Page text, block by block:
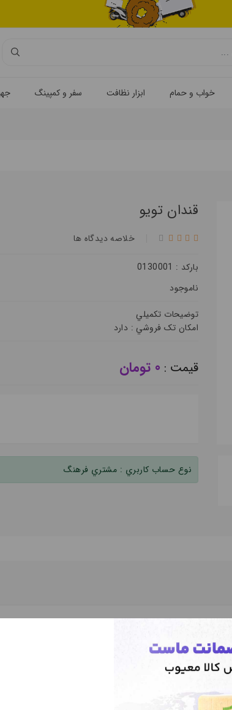
خواب و حمام ابزار نظافت سفر و کمپینگ
قندان تویو
خلاصه ديدگاه ها
بارکد : 0130001
ناموجود
توضيحات تکميلي
امکان تک فروشي : دارد
قيمت : 0 تومان
نوع حساب کاربري : مشتري فرهنگ